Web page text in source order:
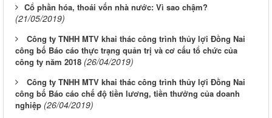
​Cổ phần hóa, thoái vốn nhà nước: Vì sao chậm?
(21/05/2019)
Công ty TNHH MTV khai thác công trình thủy lợi Đồng Nai
công bố Báo cáo thực trạng quản trị và cơ cấu tổ chức của
công ty năm 2018 (26/04/2019)
Công ty TNHH MTV khai thác công trình thủy lợi Đồng Nai
công bố Báo cáo chế độ tiền lương, tiền thưởng của doanh
nghiệp (26/04/2019)